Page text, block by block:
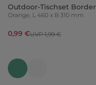
Outdoor-Tischset Border
Orange, L 460 x B 310 mm
0,99 €UVP 1,99 €